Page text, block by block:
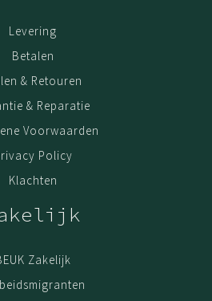
Levering
Betalen
& Retouren
& Reparatie
Voorwaarden
Policy
Klachten
Zakelijk